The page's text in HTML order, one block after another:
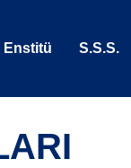
Enstitü S.S.S.